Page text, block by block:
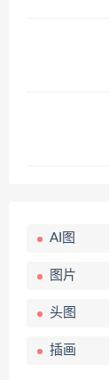
AI图
图片
头图
插画